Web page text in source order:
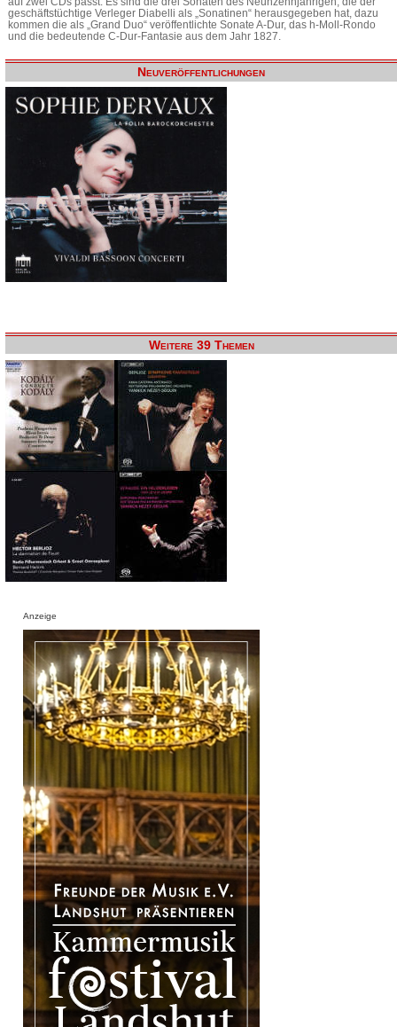
geschäftstüchtige Verleger Diabelli als „Sonatinen“ herausgegeben hat, dazu
kommen die als „Grand Duo“ veröffentlichte Sonate A-Dur, das h-Moll-Rondo
und die bedeutende C-Dur-Fantasie aus dem Jahr 1827.
Neuveröffentlichungen
Weitere 39 Themen
Anzeige